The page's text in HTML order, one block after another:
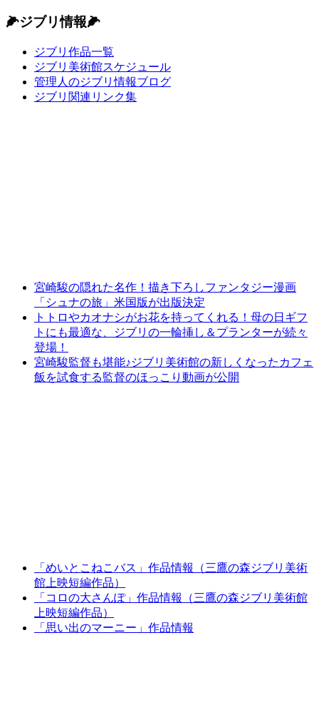
🌽ジブリ情報🌽
ジブリ作品一覧
ジブリ美術館スケジュール
管理人のジブリ情報ブログ
ジブリ関連リンク集
宮崎駿の隠れた名作！描き下ろしファンタジー漫画
「シュナの旅」米国版が出版決定
トトロやカオナシがお花を持ってくれる！母の日ギフ
トにも最適な、ジブリの一輪挿し＆プランターが続々
登場！
宮崎駿監督も堪能♪ジブリ美術館の新しくなったカフェ
飯を試食する監督のほっこり動画が公開
「めいとこねこバス」作品情報（三鷹の森ジブリ美術
館上映短編作品）
「コロの大さんぽ」作品情報（三鷹の森ジブリ美術館
上映短編作品）
「思い出のマーニー」作品情報